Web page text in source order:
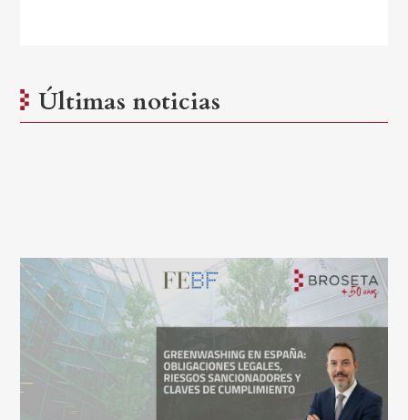
Últimas noticias